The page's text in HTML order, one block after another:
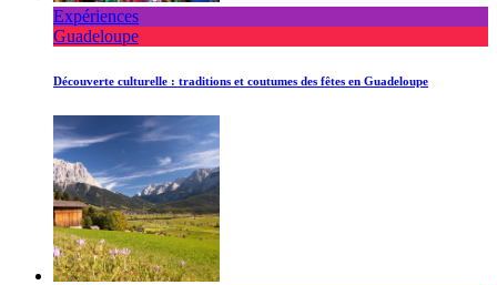
Expériences
Guadeloupe
Découverte culturelle : traditions et coutumes des fêtes en Guadeloupe